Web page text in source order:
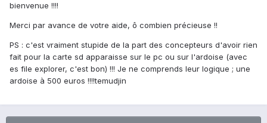
bienvenue !!!!
Merci par avance de votre aide, ô combien précieuse !!
PS : c'est vraiment stupide de la part des concepteurs d'avoir rien
fait pour la carte sd apparaisse sur le pc ou sur l'ardoise (avec
es file explorer, c'est bon) !!! Je ne comprends leur logique ; une
ardoise à 500 euros !!!!temudjin